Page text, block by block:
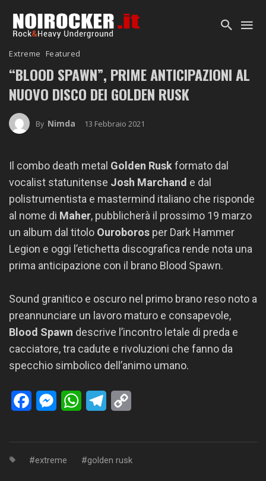
Extreme Featured
“BLOOD SPAWN”, PRIME ANTICIPAZIONI AL
NUOVO DISCO DEI GOLDEN RUSK
By Nimda 13 Febbraio 2021
Il combo death metal Golden Ruskformato dal
vocalist statunitense Josh Marchand e dal
polistrumentista e mastermind italiano che risponde
al nome di Maher, pubblicherà il prossimo 19 marzo
un album dal titolo Ouroboros per Dark Hammer
Legion e oggi l’etichetta discografica rende nota una
prima anticipazione con il brano Blood Spawn.
Sound granitico e oscuro nel primo brano reso noto a
preannunciare un lavoro maturo e consapevole,
Blood Spawn descrive l’incontro letale di preda e
cacciatore, tra cadute e rivoluzioni che fanno da
specchio simbolico dell’animo umano.
FacebookMessengerWhatsAppTelegram
extreme golden rusk